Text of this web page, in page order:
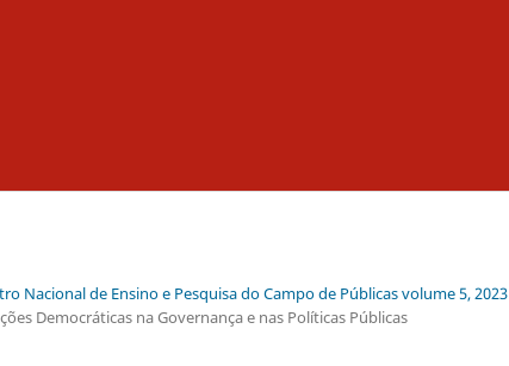
Nacional de Ensino e Pesquisa do Campo de Públicas volume 5, 2023
Democráticas na Governança e nas Políticas Públicas